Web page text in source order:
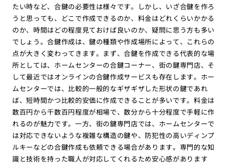
たい時など、合鍵の必要性は様々です。しかし、いざ合鍵を作ろ
うと思っても、どこで作成できるのか、料金はどれくらいかかる
のか、時間はどの程度見ておけば良いのか、疑問に思う方も多い
でしょう。合鍵作成は、鍵の種類や作成場所によって、これらの
点が大きく変わってきます。まず、合鍵を作成できる代表的な場
所としては、ホームセンターの合鍵コーナー、街の鍵専門店、そ
して最近ではオンラインの合鍵作成サービスも存在します。ホー
ムセンターでは、比較的一般的なギザギザした形状の鍵であれ
ば、短時間かつ比較的安価に作成できることが多いです。料金は
数百円から千数百円程度が相場で、数分から十分程度で手軽に作
れるのが魅力です。一方、街の鍵専門店では、ホームセンターで
は対応できないような複雑な構造の鍵や、防犯性の高いディンプ
ルキーなどの合鍵作成も依頼できる場合があります。専門的な知
識と技術を持った職人が対応してくれるため安心感があります